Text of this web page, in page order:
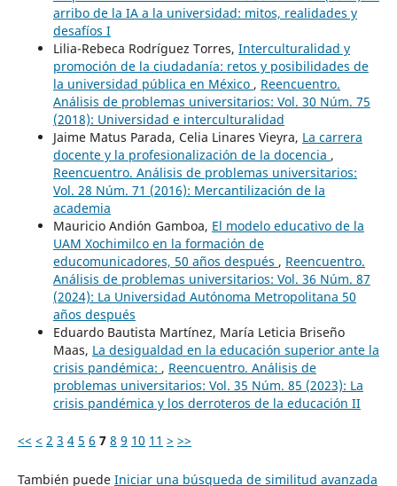
arribo de la IA a la universidad: mitos, realidades y
desafíos I
Lilia-Rebeca Rodríguez Torres, Interculturalidad y
promoción de la ciudadanía: retos y posibilidades de
la universidad pública en México , Reencuentro.
Análisis de problemas universitarios: Vol. 30 Núm. 75
(2018): Universidad e interculturalidad
Jaime Matus Parada, Celia Linares Vieyra, La carrera
docente y la profesionalización de la docencia ,
Reencuentro. Análisis de problemas universitarios:
Vol. 28 Núm. 71 (2016): Mercantilización de la
academia
Mauricio Andión Gamboa, El modelo educativo de la
UAM Xochimilco en la formación de
educomunicadores, 50 años después , Reencuentro.
Análisis de problemas universitarios: Vol. 36 Núm. 87
(2024): La Universidad Autónoma Metropolitana 50
años después
Eduardo Bautista Martínez, María Leticia Briseño
Maas, La desigualdad en la educación superior ante la
crisis pandémica: , Reencuentro. Análisis de
problemas universitarios: Vol. 35 Núm. 85 (2023): La
crisis pandémica y los derroteros de la educación II
<< < 2 3 4 5 6 7 8 9 10 11 > >>
También puede Iniciar una búsqueda de similitud avanzada